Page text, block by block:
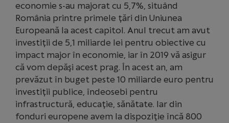
economie s-au majorat cu 5,7%, situând
România printre primele ţări din Uniunea
Europeană la acest capitol. Anul trecut am avut
investiţii de 5,1 miliarde lei pentru obiective cu
impact major în economie, iar în 2019 vă asigur
că vom depăşi acest prag. În acest an, am
prevăzut în buget peste 10 miliarde euro pentru
investiţii publice, îndeosebi pentru
infrastructură, educaţie, sănătate. Iar din
fonduri europene avem la dispoziţie încă 800